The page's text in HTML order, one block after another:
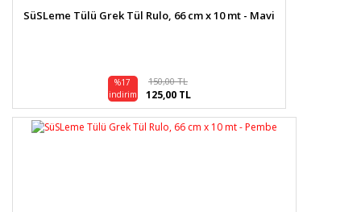
SüSLeme Tülü Grek Tül Rulo, 66 cm x 10 mt - Mavi
%17
indirim
150,00 TL
125,00 TL